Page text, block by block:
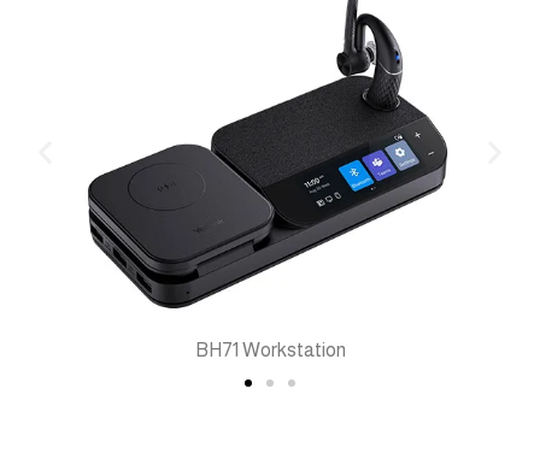
BH71 Workstation